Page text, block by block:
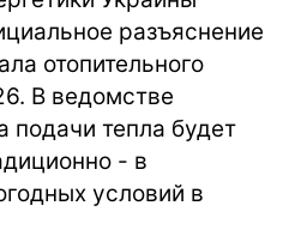
разъяснение
отопительного
В ведомстве
подачи тепла будет
- в
условий в